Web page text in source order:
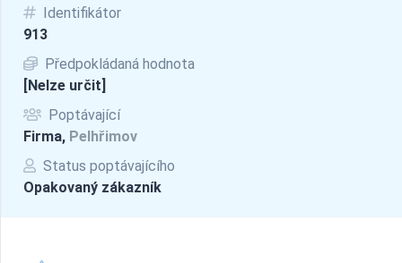
Identifikátor
913
Předpokládaná hodnota
[Nelze určit]
Poptávající
Firma, Pelhřimov
Status poptávajícího
Opakovaný zákazník